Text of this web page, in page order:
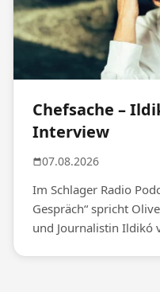
Chefsache –
Interview
07.08.2026
Im Schlager Radio
Gespräch“ spricht
und Journalistin Ildikó